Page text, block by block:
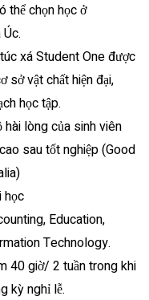
thể chọn học ở
xá Student One được
sở vật chất hiện đại,
học tập.
hài lòng của sinh viên
sau tốt nghiệp (Good
học
Education,
Technology.
40 giờ/ 2 tuần trong khi
kỳ nghỉ lễ.